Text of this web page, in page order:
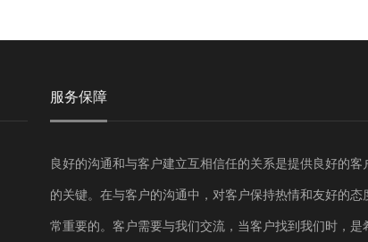
服务保障
良好的沟通和与客户建立互相信任的关系是提供良好的客
的关键。在与客户的沟通中，对客户保持热情和友好的态
常重要的。客户需要与我们交流，当客户找到我们时，是